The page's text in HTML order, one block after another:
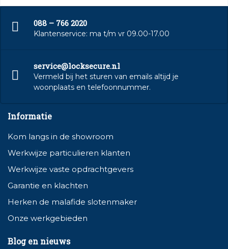
Informatie
Kom langs in de showroom
Werkwijze particulieren klanten
Werkwijze vaste opdrachtgevers
Garantie en klachten
Herken de malafide slotenmaker
Onze werkgebieden
Blog en nieuws
088 – 766 2020
Klantenservice: ma t/m vr 09.00-17.00
service@locksecure.nl
Vermeld bij het sturen van emails altijd je
woonplaats en telefoonnummer.